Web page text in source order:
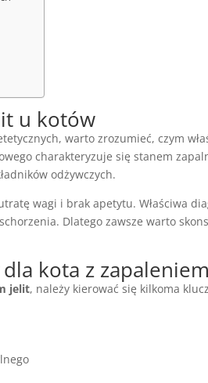
u kotów
warto zrozumieć, czym
charakteryzuje się stanem
odżywczych.
wagi i brak apetytu. Właściwa
Dlatego zawsze warto
kota z
jelit, należy kierować się kilkoma